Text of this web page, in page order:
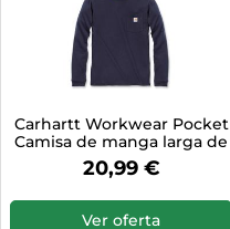
Carhartt Workwear Pocket
Camisa de manga larga de
mujer, Azul marino, Talla XL
20,99 €
Ver oferta